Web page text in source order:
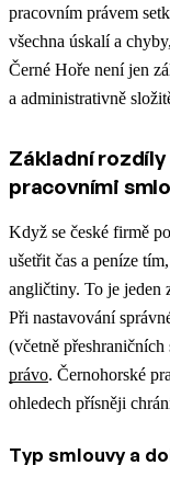
pracovním právem
všechna úskalí a
Černé Hoře není jen
a administrativně
Základní
pracovními
Když se české firmě
ušetřit čas a peníze
angličtiny. To je jeden
Při nastavování
(včetně
právo. Černohorské
ohledech přísněji
Typ smlouvy a